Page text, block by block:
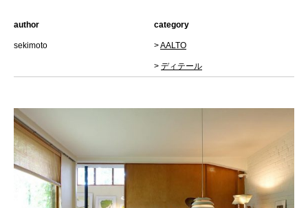
author
sekimoto
category
>AALTO
> ディテール